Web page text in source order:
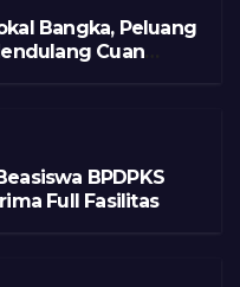
Bangka, Peluang
Cuan
BPDPKS
Full Fasilitas